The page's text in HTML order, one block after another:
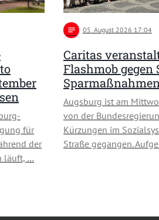
für
der
läuft, …
notes 05. August 2026 17:04
Caritas
Flashmob gegen
Augsburg ist am
von der
Kürzungen im
Straße gegangen.